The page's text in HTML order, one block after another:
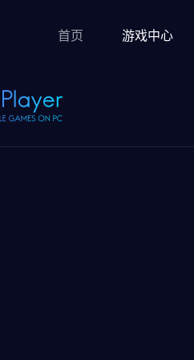
首页 游戏中心